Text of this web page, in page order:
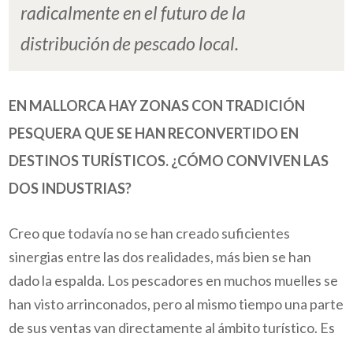
radicalmente en el futuro de la
distribución de pescado local.
EN MALLORCA HAY ZONAS CON TRADICIÓN
PESQUERA QUE SE HAN RECONVERTIDO EN
DESTINOS TURÍSTICOS. ¿CÓMO CONVIVEN LAS
DOS INDUSTRIAS?
Creo que todavía no se han creado suficientes
sinergias entre las dos realidades, más bien se han
dado la espalda. Los pescadores en muchos muelles se
han visto arrinconados, pero al mismo tiempo una parte
de sus ventas van directamente al ámbito turístico. Es